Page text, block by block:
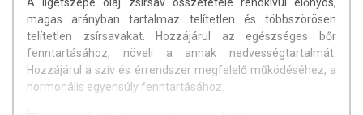
magas arányban tartalmaz telítetlen és többszörösen
telítetlen zsírsavakat. Hozzájárul az egészséges bőr
fenntartásához, növeli a annak nedvességtartalmát.
Hozzájárul a szív és érrendszer megfelelő működéséhez, a
hormonális egyensúly fenntartásához.